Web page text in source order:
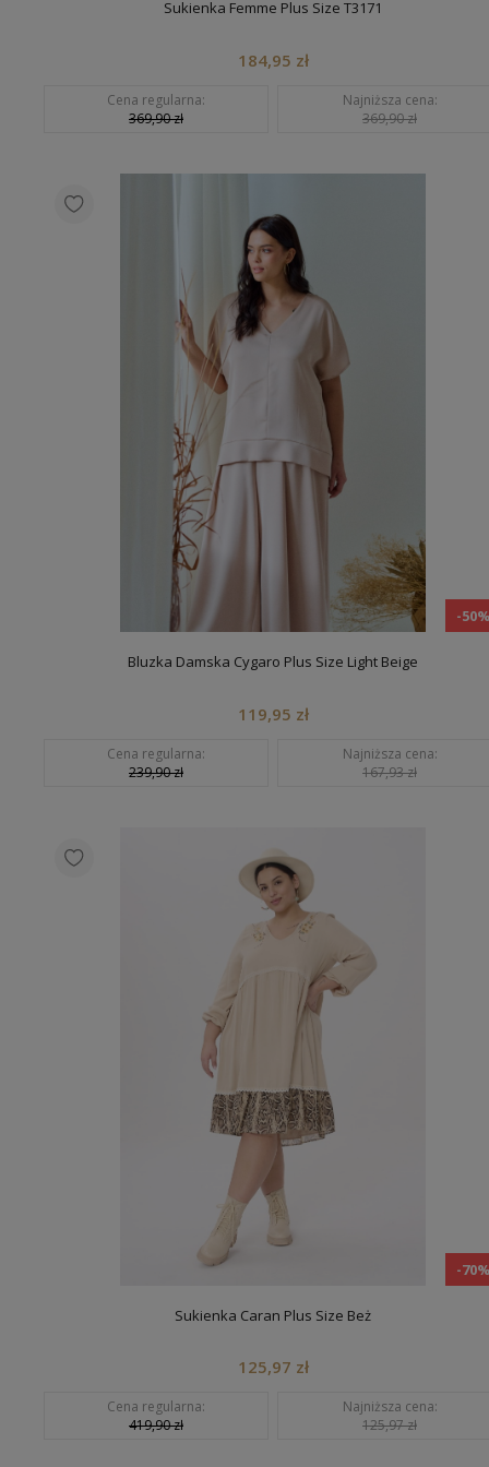
Sukienka Femme Plus Size T3171
184,95 zł
Cena regularna:
369,90 zł
Najniższa cena:
369,90 zł
-
Bluzka Damska Cygaro Plus Size Light Beige
119,95 zł
Cena regularna:
239,90 zł
Najniższa cena:
167,93 zł
-
Sukienka Caran Plus Size Beż
125,97 zł
Cena regularna:
419,90 zł
Najniższa cena:
125,97 zł